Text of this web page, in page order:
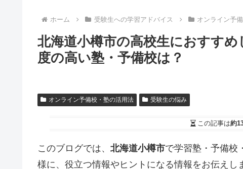
ホーム 受験生への学習アドバイス オンライン予
北海道小樽市の高校生におすす
度の高い塾・予備校は？
オンライン予備校・塾の活用法 受験生の悩み
この記事は約
このブログでは、 北海道小樽市で学習塾・予備校
様に、役立つ情報やヒントになる情報をお伝えし